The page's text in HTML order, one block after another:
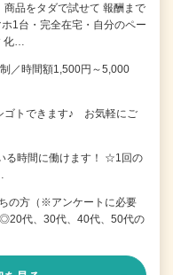
品をタダで試せて 報酬まで
1台・完全在宅・自分のペー
…
／時間額1,500円～5,000
ゴトできます♪ お気軽にご
る時間に働けます！ ☆1回の
の方（※アンケートに必要
代、30代、40代、50代の